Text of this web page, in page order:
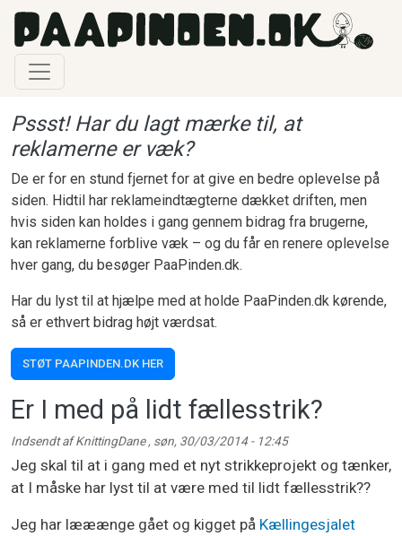
Gå til hovedindhold
Pssst! Har du lagt mærke til, at
reklamerne er væk?
De er for en stund fjernet for at give en bedre oplevelse på
siden. Hidtil har reklameindtægterne dækket driften, men
hvis siden kan holdes i gang gennem bidrag fra brugerne,
kan reklamerne forblive væk – og du får en renere oplevelse
hver gang, du besøger PaaPinden.dk.
Har du lyst til at hjælpe med at holde PaaPinden.dk kørende,
så er ethvert bidrag højt værdsat.
STØT PAAPINDEN.DK HER
Er I med på lidt fællesstrik?
Indsendt afKnittingDane , søn, 30/03/2014 - 12:45
Jeg skal til at i gang med et nyt strikkeprojekt og tænker,
at I måske har lyst til at være med til lidt fællesstrik??
Jeg har lææænge gået og kigget på Kællingesjalet